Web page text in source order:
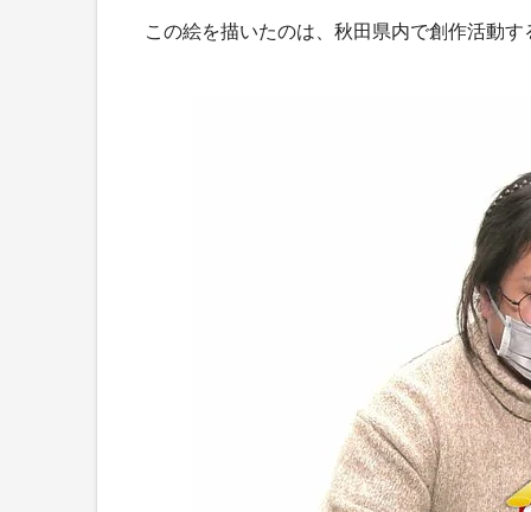
この絵を描いたのは、秋田県内で創作活動